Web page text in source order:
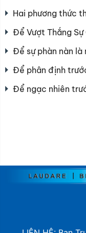
Hai phương thức
Để Vượt Thắng Sự
Để sự phàn nàn là
Để phân định
Để ngạc nhiên